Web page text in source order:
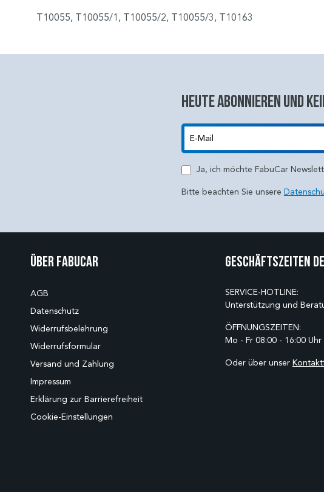
T10055, T10055/1, T10055/2, T10055/3, T10163
Heute abonnieren und
Ja, ich möchte FabuCar
Bitte beachten Sie unsere
Über Fabucar
AGB
Datenschutz
Widerrufsbelehrung
Widerrufsformular
Versand und Zahlung
Impressum
Erklärung zur Barrierefreiheit
Cookie-Einstellungen
Geschäftszeiten
SERVICE-HOTLINE:
Unterstützung und
ÖFFNUNGSZEITEN:
Mo - Fr 08:00 - 16:00 Uhr
Oder über unser